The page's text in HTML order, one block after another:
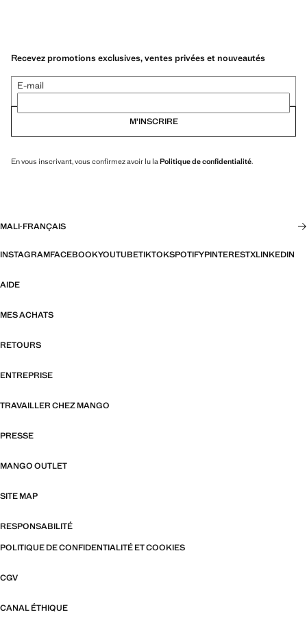
Recevez promotions exclusives, ventes privées et nouveautés
E-mail
M’INSCRIRE
En vous inscrivant, vous confirmez avoir lu la Politique de confidentialité.
MALI·FRANÇAIS
INSTAGRAMFACEBOOKYOUTUBETIKTOKSPOTIFYPINTERESTXLINKEDIN
AIDE
MES ACHATS
RETOURS
ENTREPRISE
TRAVAILLER CHEZ MANGO
PRESSE
MANGO OUTLET
SITE MAP
RESPONSABILITÉ
POLITIQUE DE CONFIDENTIALITÉ ET COOKIES
CGV
CANAL ÉTHIQUE